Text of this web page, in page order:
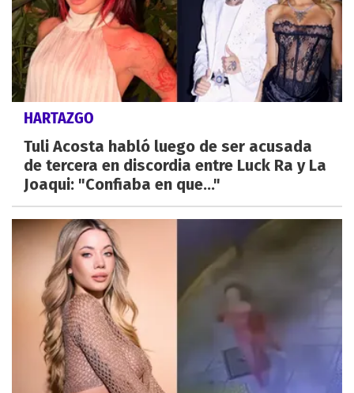
HARTAZGO
Tuli Acosta habló luego de ser acusada
de tercera en discordia entre Luck Ra y La
Joaqui: "Confiaba en que..."